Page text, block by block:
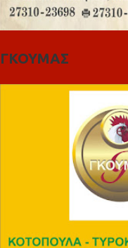
ΓΚΟΥΜΑΣ